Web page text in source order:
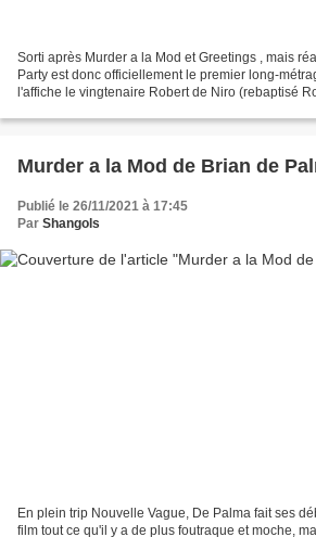
Sorti après Murder a la Mod et Greetings , mais
Party est donc officiellement le premier long-
l'affiche le vingtenaire Robert de Niro (rebaptisé
Murder a la Mod de Brian de
Publié le 26/11/2021 à 17:45
Par Shangols
En plein trip Nouvelle Vague, De Palma fait ses
film tout ce qu'il y a de plus foutraque et moche,